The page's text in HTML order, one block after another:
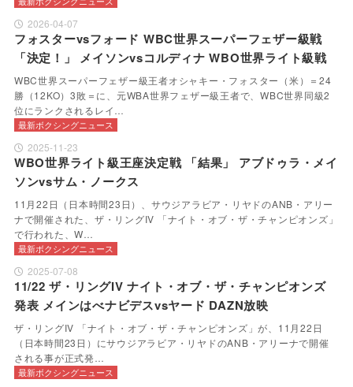
2026-04-07
フォスターvsフォード WBC世界スーパーフェザー級戦
「決定！」 メイソンvsコルディナ WBO世界ライト級戦
WBC世界スーパーフェザー級王者オシャキー・フォスター（米）＝24
勝（12KO）3敗＝に、元WBA世界フェザー級王者で、WBC世界同級2
位にランクされるレイ…
最新ボクシングニュース
2025-11-23
WBO世界ライト級王座決定戦 「結果」 アブドゥラ・メイ
ソンvsサム・ノークス
11月22日（日本時間23日）、サウジアラビア・リヤドのANB・アリー
ナで開催された、ザ・リングIV 「ナイト・オブ・ザ・チャンピオンズ」
で行われた、W…
最新ボクシングニュース
2025-07-08
11/22 ザ・リングIV ナイト・オブ・ザ・チャンピオンズ
発表 メインはべナビデスvsヤード DAZN放映
ザ・リングIV 「ナイト・オブ・ザ・チャンピオンズ」が、11月22日
（日本時間23日）にサウジアラビア・リヤドのANB・アリーナで開催
される事が正式発…
最新ボクシングニュース